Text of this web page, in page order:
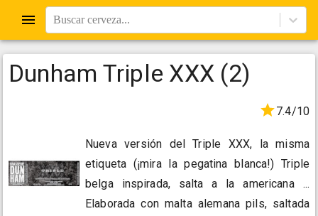
Buscar cerveza...
Dunham Triple XXX (2)
7.4/10
Nueva versión del Triple XXX, la misma
etiqueta (¡mira la pegatina blanca!) Triple
belga inspirada, salta a la americana ...
Elaborada con malta alemana pils, saltada